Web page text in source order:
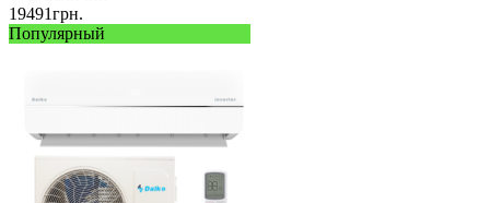
19491грн.
Популярный